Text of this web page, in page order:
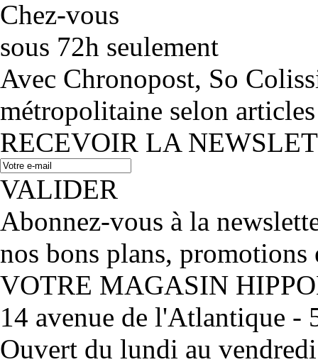
Chez-vous
sous 72h seulement
Avec Chronopost, So
métropolitaine selon
RECEVOIR LA
VALIDER
Abonnez-vous à la
nos bons plans, promotions
VOTRE MAGASIN
14 avenue de l'Atlantique -
Ouvert du lundi au